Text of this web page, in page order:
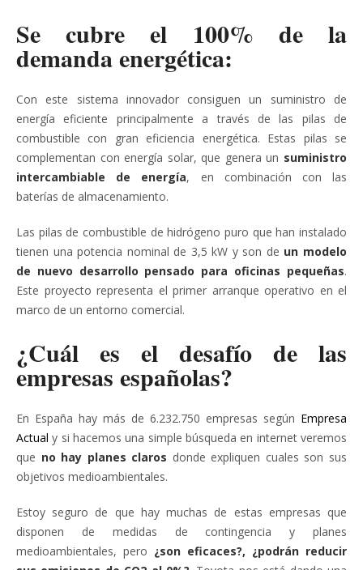
Se cubre el 100% de la
demanda energética:
Con este sistema innovador consiguen un suministro de
energía eficiente principalmente a través de las pilas de
combustible con gran eficiencia energética. Estas pilas se
complementan con energía solar, que genera un suministro
intercambiable de energía, en combinación con las
baterías de almacenamiento.
Las pilas de combustible de hidrógeno puro que han instalado
tienen una potencia nominal de 3,5 kW y son de un modelo
de nuevo desarrollo pensado para oficinas pequeñas.
Este proyecto representa el primer arranque operativo en el
marco de un entorno comercial.
¿Cuál es el desafío de las
empresas españolas?
En España hay más de 6.232.750 empresas según Empresa
Actual y si hacemos una simple búsqueda en internet veremos
que no hay planes claros donde expliquen cuales son sus
objetivos medioambientales.
Estoy seguro de que hay muchas de estas empresas que
disponen de medidas de contingencia y planes
medioambientales, pero ¿son eficaces?, ¿podrán reducir